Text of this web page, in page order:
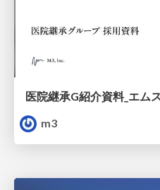
医院継承G紹介資料_エム
m3